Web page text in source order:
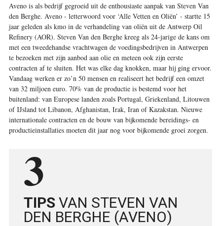
Aveno is als bedrijf gegroeid uit de enthousiaste aanpak van Steven Van
den Berghe. Aveno - letterwoord voor ‘Alle Vetten en Oliën’ - startte 15
jaar geleden als kmo in de verhandeling van oliën uit de Antwerp Oil
Refinery (AOR). Steven Van den Berghe kreeg als 24-jarige de kans om
met een tweedehandse vrachtwagen de voedings­bedrijven in Antwerpen
te bezoeken met zijn aanbod aan olie en meteen ook zijn eerste
contracten af te sluiten. Het was elke dag knokken, maar hij ging ervoor.
Vandaag ­werken er zo’n 50 mensen en realiseert het bedrijf een omzet
van 32 miljoen euro. 70% van de productie is bestemd voor het
buitenland: van Europese landen zoals Portugal, Griekenland, Litouwen
of IJsland tot Libanon, Afghanistan, Irak, Iran of Kazakstan. Nieuwe
internationale contracten en de bouw van bijkomende bereidings- en
productie­installaties moeten dit jaar nog voor bijkomende groei zorgen.
3
TIPS VAN STEVEN VAN
DEN BERGHE (AVENO)